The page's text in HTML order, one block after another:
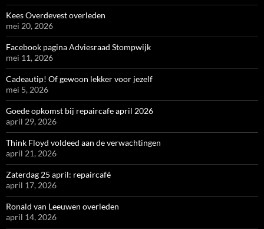
Kees Overdevest overleden
mei 20, 2026
Facebook pagina Adviesraad Stompwijk
mei 11, 2026
Cadeautip! Of gewoon lekker voor jezelf
mei 5, 2026
Goede opkomst bij repaircafe april 2026
april 29, 2026
Think Floyd voldeed aan de verwachtingen
april 21, 2026
Zaterdag 25 april: repaircafé
april 17, 2026
Ronald van Leeuwen overleden
april 14, 2026